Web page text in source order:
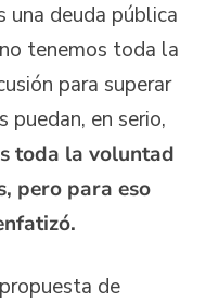
una deuda pública
tenemos toda la
para superar
en serio,
toda la voluntad
pero para eso
de